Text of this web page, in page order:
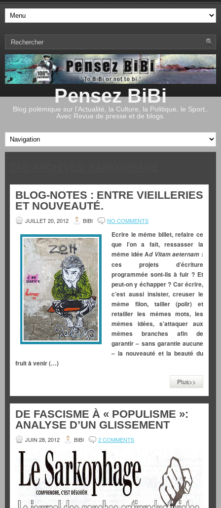
Pensez BiBi
Blog polémique sur l'Actualité, la Culture, la Politique, le Sport,.
Avec Revue de presse et de blogs.
BLOG-NOTES : ENTRE VIEILLERIES
ET NOUVEAUTÉ.
JUILLET 20, 2012 BIBI NO COMMENTS
Ecrire le même billet, refaire ce
que l’on a fait, ressasser la
même idée Ad Vitam aeternam :
ces projets d’écriture
programmée sont-ils à fuir ? Et
peut-on y échapper ? Car écrire,
c’est aussi insister, creuser le
même filon, tailler (polir) et
retailler les mêmes mots, les
mêmes idées, s’attaquer aux
mêmes branches afin de
garantir – sans garantie aucune
– la nouveauté et la beauté du
fruit à venir (…)
Plus>>
DE FASCISME À « POPULISME »:
ANALYSE D’UN GLISSEMENT
JUIN 28, 2012 BIBI 2 COMMENTS